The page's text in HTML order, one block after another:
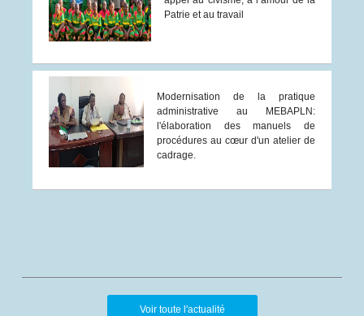
Patrie et au travail
Modernisation de la pratique
administrative au MEBAPLN:
l'élaboration des manuels de
procédures au cœur d'un atelier de
cadrage.
Voir toute l'actualité